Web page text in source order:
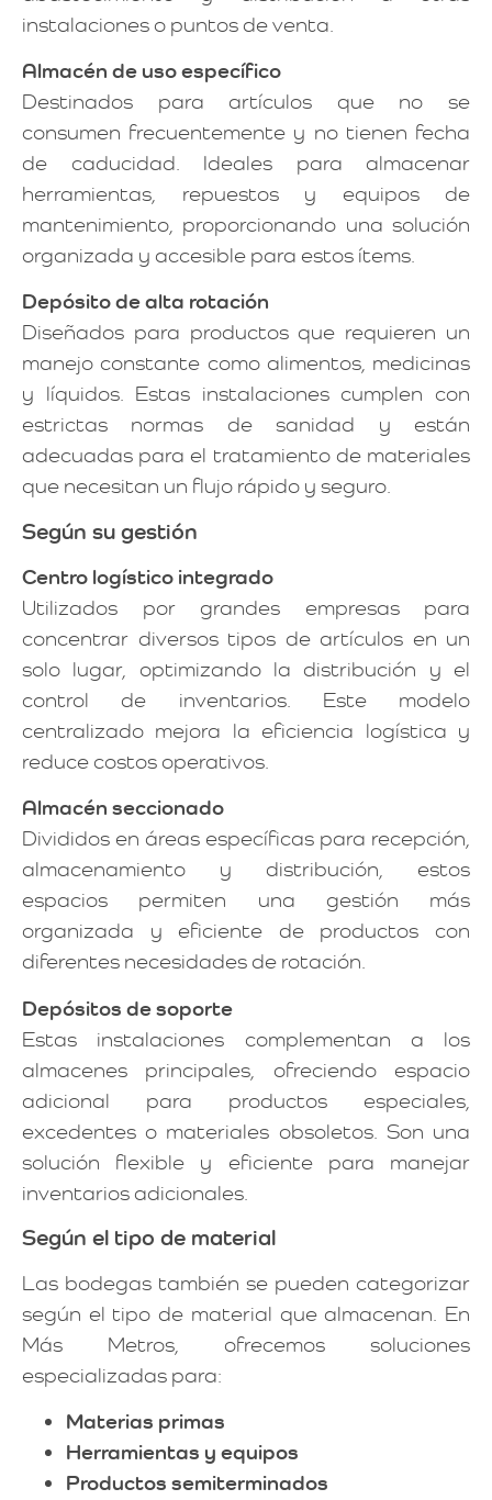
instalaciones o puntos de venta.
Almacén de uso específico
Destinados para artículos que no se
consumen frecuentemente y no tienen fecha
de caducidad. Ideales para almacenar
herramientas, repuestos y equipos de
mantenimiento, proporcionando una solución
organizada y accesible para estos ítems.
Depósito de alta rotación
Diseñados para productos que requieren un
manejo constante como alimentos, medicinas
y líquidos. Estas instalaciones cumplen con
estrictas normas de sanidad y están
adecuadas para el tratamiento de materiales
que necesitan un flujo rápido y seguro.
Según su gestión
Centro logístico integrado
Utilizados por grandes empresas para
concentrar diversos tipos de artículos en un
solo lugar, optimizando la distribución y el
control de inventarios. Este modelo
centralizado mejora la eficiencia logística y
reduce costos operativos.
Almacén seccionado
Divididos en áreas específicas para recepción,
almacenamiento y distribución, estos
espacios permiten una gestión más
organizada y eficiente de productos con
diferentes necesidades de rotación.
Depósitos de soporte
Estas instalaciones complementan a los
almacenes principales, ofreciendo espacio
adicional para productos especiales,
excedentes o materiales obsoletos. Son una
solución flexible y eficiente para manejar
inventarios adicionales.
Según el tipo de material
Las bodegas también se pueden categorizar
según el tipo de material que almacenan. En
Más Metros, ofrecemos soluciones
especializadas para:
Materias primas
Herramientas y equipos
Productos semiterminados